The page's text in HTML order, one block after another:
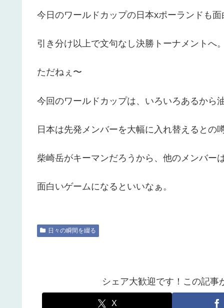
今日のワールドカップの日本xポーランドも
引き分け以上で文句なし決勝トーナメントへ
ただねぇ〜
今回のワールドカップは、いろいろあるから
日本は先発メンバーを大幅に入れ替えるとの
柴崎岳がキーマンだろうから、他のメンバー
面白いゲームになるといいなぁ。
日々の瞬間を綴る
シェア大歓迎です！この記事
X